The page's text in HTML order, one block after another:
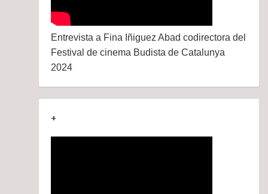
Entrevista a Fina Iñiguez Abad codirectora del
Festival de cinema Budista de Catalunya
2024
+